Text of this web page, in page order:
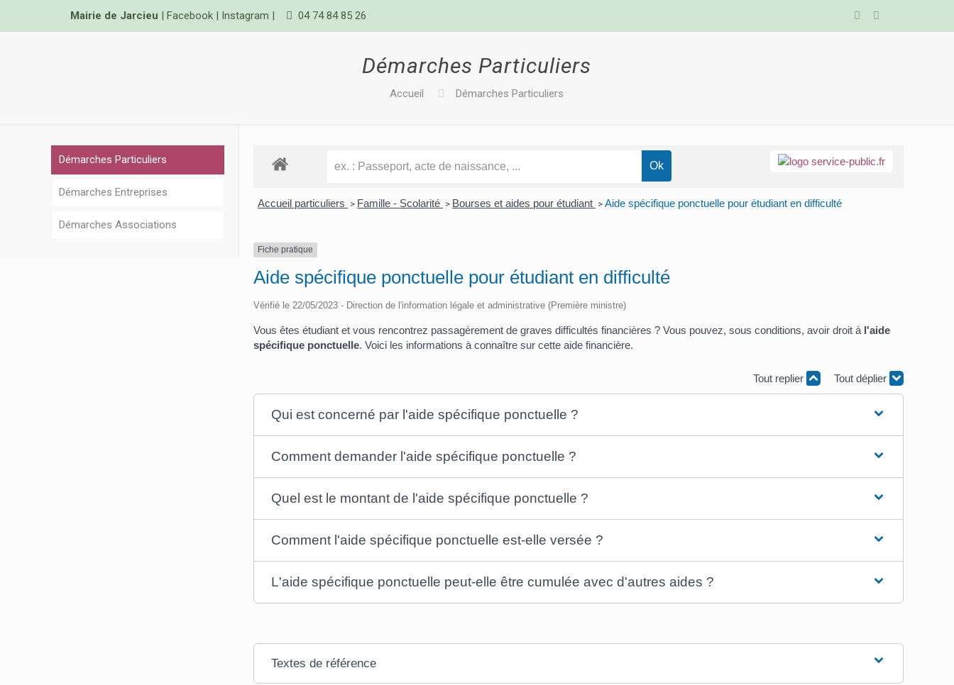
Mairie de Jarcieu | Facebook| Instagram | 04 74 84 85 26
Démarches Particuliers
Accueil Démarches Particuliers
Accueil particuliers > Famille - Scolarité > Bourses et aides pour étudiant > Aide spécifique ponctuelle pour étudiant en difficulté
Fiche pratique
Aide spécifique ponctuelle pour étudiant en difficulté
Vérifié le 22/05/2023 - Direction de l'information légale et administrative (Première ministre)
Vous êtes étudiant et vous rencontrez passagèrement de graves difficultés financières ? Vous pouvez, sous conditions, avoir droit à l'aide
spécifique ponctuelle. Voici les informations à connaître sur cette aide financière.
Tout replier Tout déplier
Qui est concerné par l'aide spécifique ponctuelle ?
Comment demander l'aide spécifique ponctuelle ?
Quel est le montant de l'aide spécifique ponctuelle ?
Comment l'aide spécifique ponctuelle est-elle versée ?
L'aide spécifique ponctuelle peut-elle être cumulée avec d'autres aides ?
Textes de référence
Démarches Particuliers
Démarches Entreprises
Démarches Associations